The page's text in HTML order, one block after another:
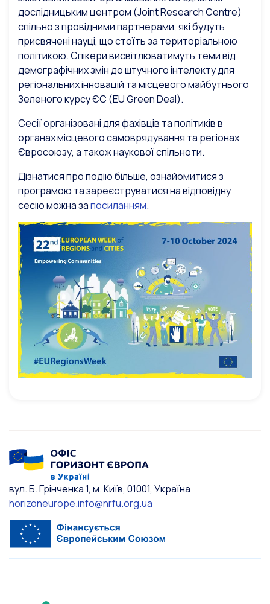
дослідницьким центром (Joint Research Centre)
спільно з провідними партнерами, які будуть
присвячені науці, що стоїть за територіальною
політикою. Спікери висвітлюватимуть теми від
демографічних змін до штучного інтелекту для
регіональних інновацій та місцевого майбутнього
Зеленого курсу ЄС (EU Green Deal).
Сесії організовані для фахівців та політиків в
органах місцевого самоврядування та регіонах
Євросоюзу, а також наукової спільноти.
Дізнатися про подію більше, ознайомитися з
програмою та зареєструватися на відповідну
сесію можна запосиланням.
вул. Б. Грінченка 1, м. Київ, 01001, Україна
horizoneurope.info@nrfu.org.ua